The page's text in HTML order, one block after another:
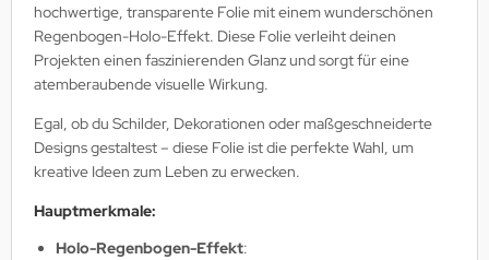
hochwertige, transparente Folie mit einem wunderschönen
Regenbogen-Holo-Effekt. Diese Folie verleiht deinen
Projekten einen faszinierenden Glanz und sorgt für eine
atemberaubende visuelle Wirkung.
Egal, ob du Schilder, Dekorationen oder maßgeschneiderte
Designs gestaltest – diese Folie ist die perfekte Wahl, um
kreative Ideen zum Leben zu erwecken.
Hauptmerkmale:
Holo-Regenbogen-Effekt: